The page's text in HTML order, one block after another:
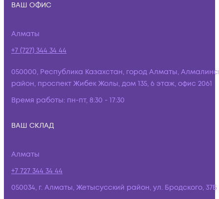
ВАШ ОФИС
Алматы
+7 (727) 344 34 44
050000, Республика Казахстан, город Алматы,
район, проспект Жибек Жолы, дом 135, 6 этаж, офис 2061
Время работы: пн-пт, 8:30 - 17:30
ВАШ СКЛАД
Алматы
+7 727 344 34 44
050034, г. Алматы, Жетысусский район, ул. Бродского, 37Б